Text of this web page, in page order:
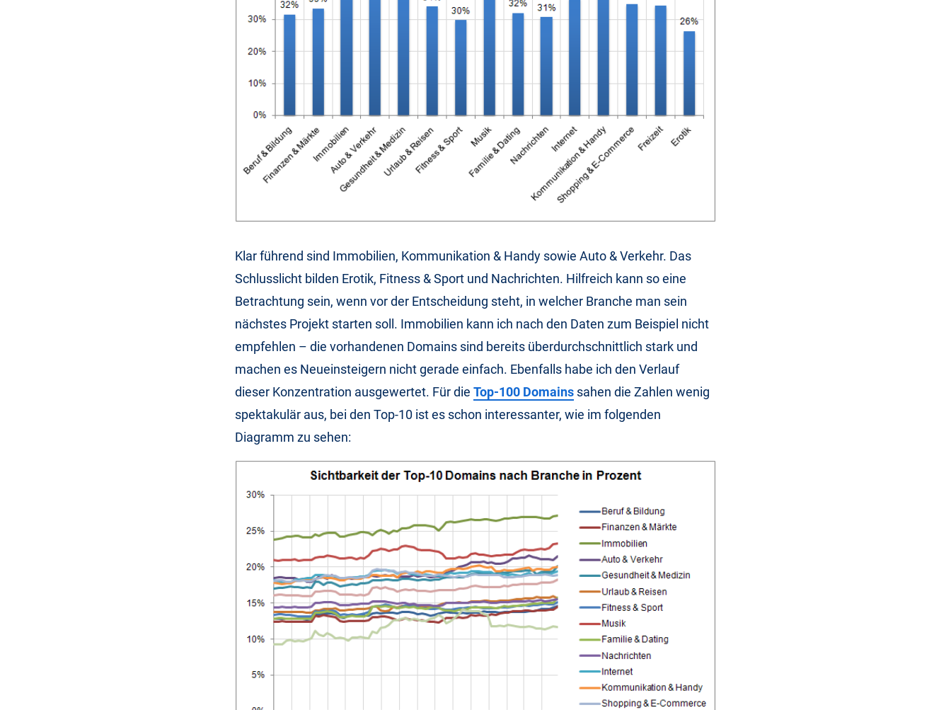
Klar führend sind Immobilien, Kommunikation & Handy sowie Auto & Verkehr. Das
Schlusslicht bilden Erotik, Fitness & Sport und Nachrichten. Hilfreich kann so eine
Betrachtung sein, wenn vor der Entscheidung steht, in welcher Branche man sein
nächstes Projekt starten soll. Immobilien kann ich nach den Daten zum Beispiel nicht
empfehlen – die vorhandenen Domains sind bereits überdurchschnittlich stark und
machen es Neueinsteigern nicht gerade einfach. Ebenfalls habe ich den Verlauf
dieser Konzentration ausgewertet. Für die Top-100 Domains sahen die Zahlen wenig
spektakulär aus, bei den Top-10 ist es schon interessanter, wie im folgenden
Diagramm zu sehen: